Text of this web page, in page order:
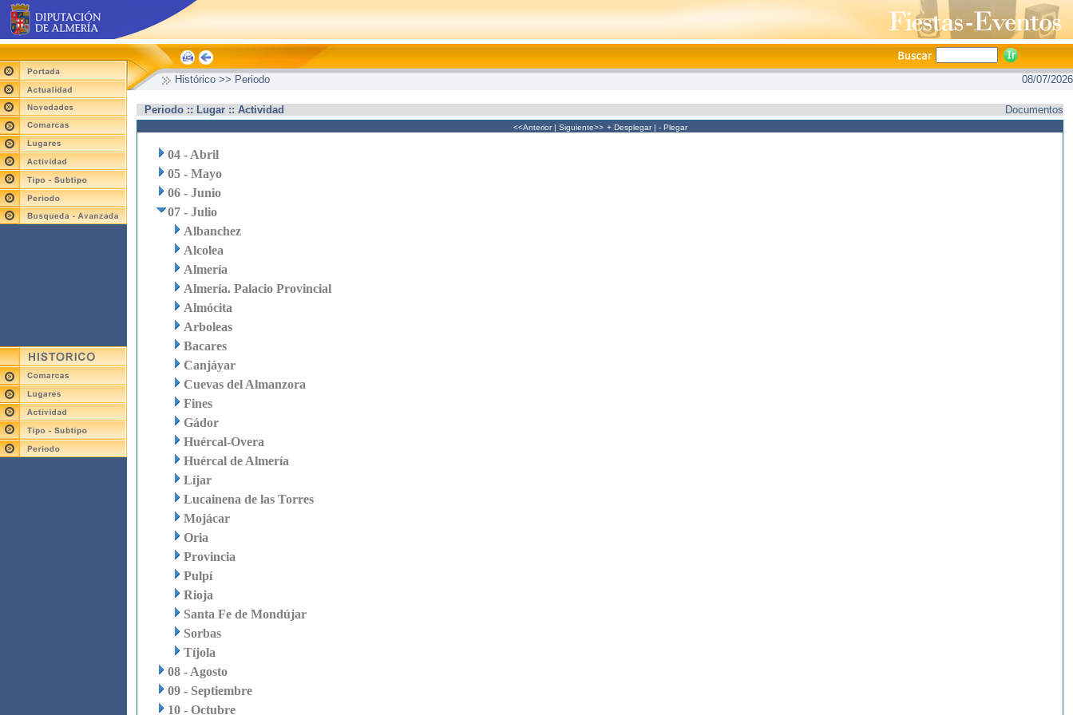
Histórico >> Periodo 08/07/2026
Periodo :: Lugar :: Actividad Documentos
<<Anterior| Siguiente>> + Desplegar| - Plegar
04 - Abril
05 - Mayo
06 - Junio
07 - Julio
Albanchez
Alcolea
Almería
Almería. Palacio Provincial
Almócita
Arboleas
Bacares
Canjáyar
Cuevas del Almanzora
Fines
Gádor
Huércal-Overa
Huércal de Almería
Líjar
Lucainena de las Torres
Mojácar
Oria
Provincia
Pulpí
Rioja
Santa Fe de Mondújar
Sorbas
Tíjola
08 - Agosto
09 - Septiembre
10 - Octubre